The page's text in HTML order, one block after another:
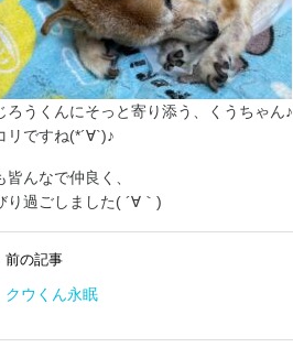
ろうくんにそっと寄り添う、くうちゃん♪
リですね(*´∀`)♪
皆んなで仲良く、
り過ごしました( ´∀｀)
前の記事
クウくん永眠